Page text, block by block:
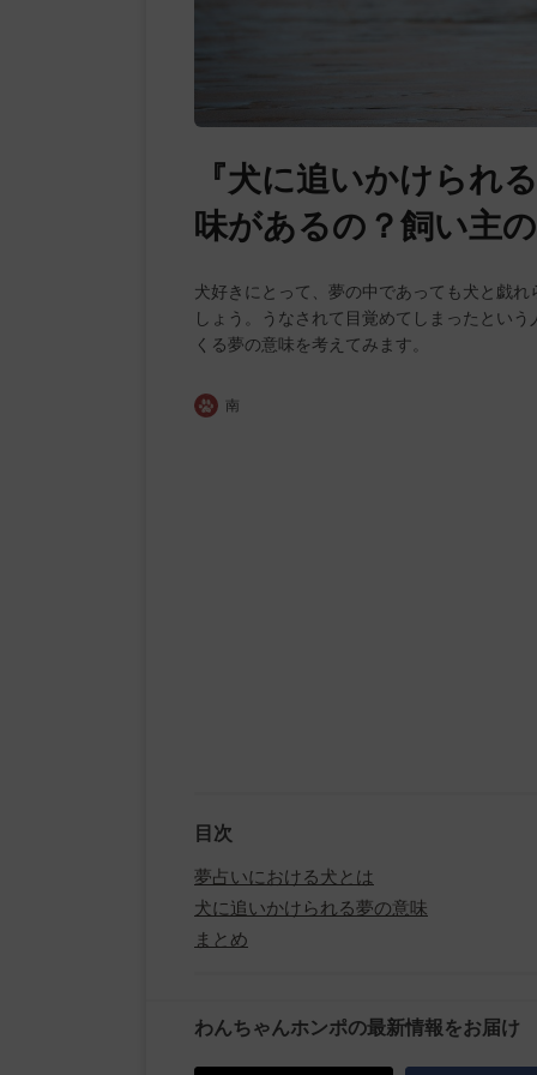
『犬に追いかけられ
味があるの？飼い主
犬好きにとって、夢の中であっても犬と戯
しょう。うなされて目覚めてしまったとい
くる夢の意味を考えてみます。
南
目次
夢占いにおける犬とは
犬に追いかけられる夢の意味
まとめ
わんちゃんホンポの最新情報をお届け